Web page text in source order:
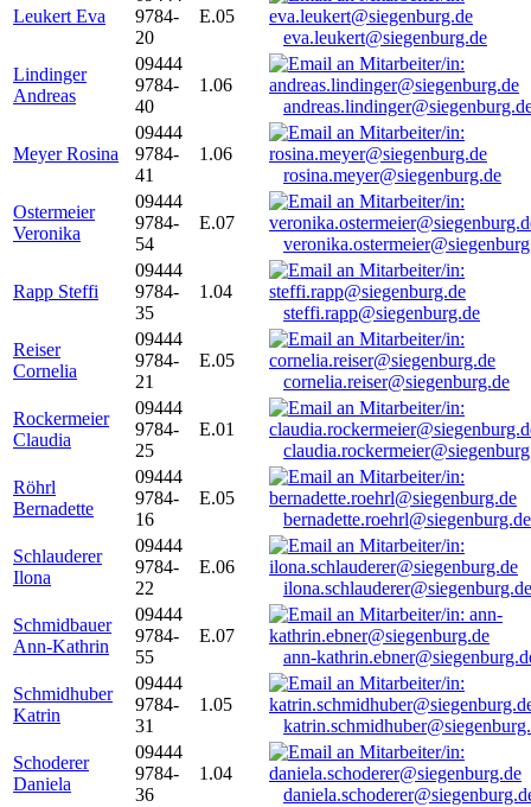
Leukert Eva
9784-
20
E.05
eva.leukert@siegenburg.de
Lindinger
Andreas
09444
9784-
40
1.06
Meyer Rosina
09444
9784-
41
1.06
rosina.meyer@siegenburg.de
Ostermeier
Veronika
09444
9784-
54
E.07
Rapp Steffi
09444
9784-
35
1.04
steffi.rapp@siegenburg.de
Reiser
Cornelia
09444
9784-
21
E.05
cornelia.reiser@siegenburg.de
Rockermeier
Claudia
09444
9784-
25
E.01
Röhrl
Bernadette
09444
9784-
16
E.05
bernadette.roehrl@siegenburg.de
Schlauderer
Ilona
09444
9784-
22
E.06
ilona.schlauderer@siegenburg.de
Schmidbauer
Ann-Kathrin
09444
9784-
55
E.07
ann-
Schmidhuber
Katrin
09444
9784-
31
1.05
Schoderer
Daniela
09444
9784-
36
1.04